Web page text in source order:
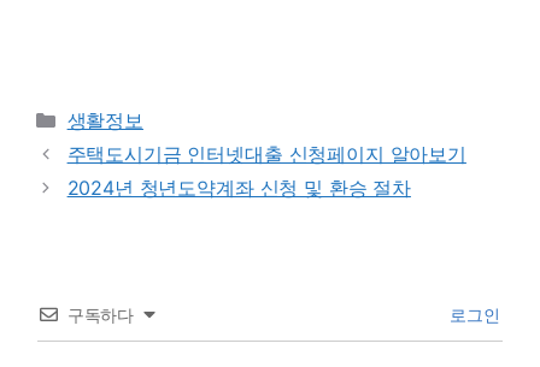
Categories
생활정보
주택도시기금 인터넷대출 신청페이지 알아보기
2024년 청년도약계좌 신청 및 환승 절차
구독하다 로그인